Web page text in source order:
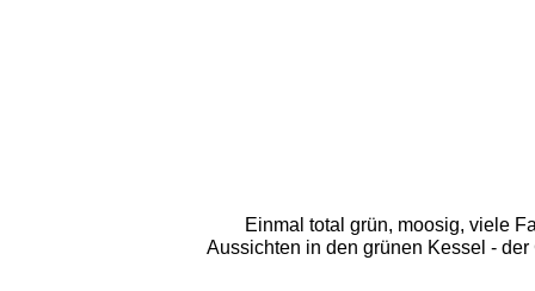
Einmal total grün, moosig, viele
Aussichten in den grünen Kessel -